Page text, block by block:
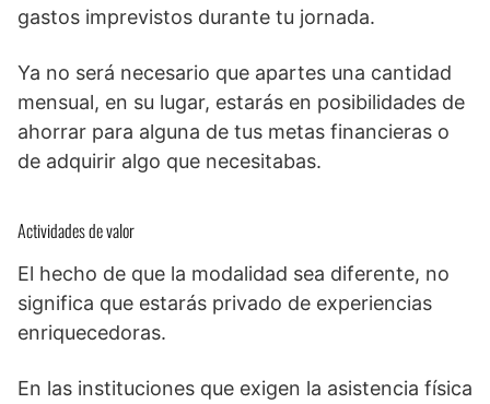
gastos imprevistos durante tu jornada.
Ya no será necesario que apartes una cantidad
mensual, en su lugar, estarás en posibilidades de
ahorrar para alguna de tus metas financieras o
de adquirir algo que necesitabas.
Actividades de valor
El hecho de que la modalidad sea diferente, no
significa que estarás privado de experiencias
enriquecedoras.
En las instituciones que exigen la asistencia física